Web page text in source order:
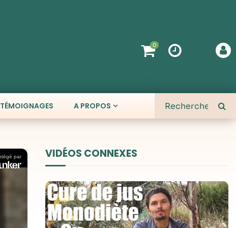
0
TÉMOIGNAGES A PROPOS
VIDÉOS CONNEXES